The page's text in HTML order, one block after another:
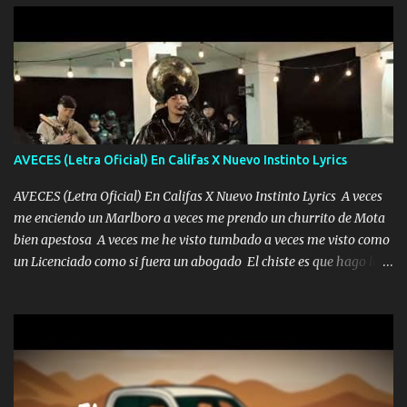
pero eso ya no va a pasar me perderé en la soledad Porque me
mirabas bonito si yo no fui el final feliz el final fue triste pa mí Y
duele no tenerte aquí sabiendo que moría por ti yo y la luna
cantamos y por ti nos embriagamos Quién sabe qué será de mí si
contigo fui muy feliz a lo mejor no lloró pero muy en el fondo te
adoro
AVECES (Letra Oficial) En Califas X Nuevo Instinto Lyrics
AVECES (Letra Oficial) En Califas X Nuevo Instinto Lyrics A veces
me enciendo un Marlboro a veces me prendo un churrito de Mota
bien apestosa A veces me he visto tumbado a veces me visto como
un Licenciado como si fuera un abogado El chiste es que hago lo
corriente no quieren verte subir de level trucha mis plebes Música
A veces me pongo un sombrero a veces me ven la cachucha de lado
con la mirada siempre en alto A veces me fajó una super o a veces